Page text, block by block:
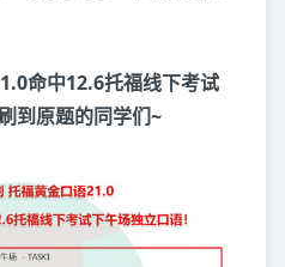
命中12.6托福线下考试
到原题的同学们~